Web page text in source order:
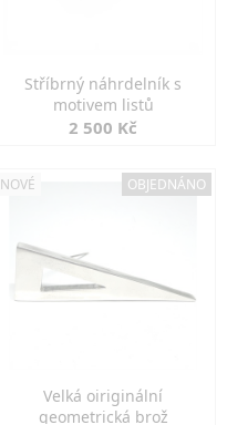
Stříbrný náhrdelník s
motivem listů
2 500 Kč
NOVÉ OBJEDNÁNO
Velká oiriginální
geometrická brož